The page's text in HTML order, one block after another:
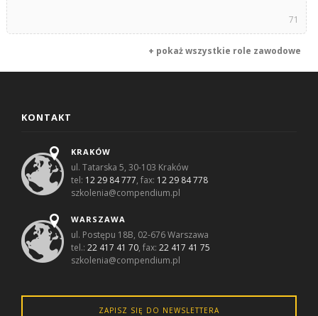
71
+ pokaż wszystkie role zawodowe
KONTAKT
KRAKÓW
ul. Tatarska 5, 30-103 Kraków
tel: 12 29 84 777, fax: 12 29 84 778
szkolenia@compendium.pl
WARSZAWA
ul. Postępu 18B, 02-676 Warszawa
tel.:22 417 41 70, fax:22 417 41 75
szkolenia@compendium.pl
ZAPISZ SIĘ DO NEWSLETTERA